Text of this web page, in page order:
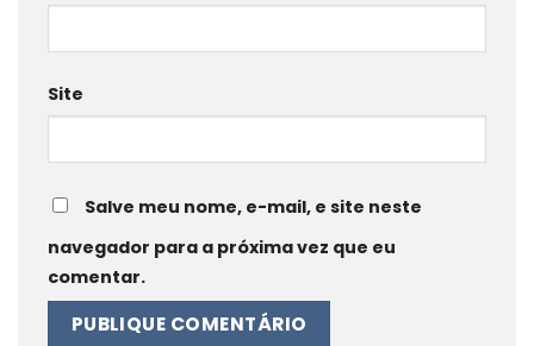
Site
Salve meu nome, e-mail, e site neste
navegador para a próxima vez que eu
comentar.